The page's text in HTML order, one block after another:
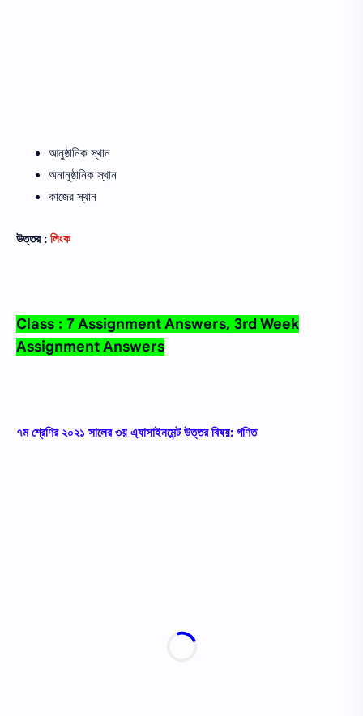
আনুষ্ঠানিক স্থান
অনানুষ্ঠানিক স্থান
কাজের স্থান
উত্তর : লিংক
Class : 7 Assignment Answers, 3rd Week
Assignment Answers
৭ম শ্রেণির ২০২১ সালের ৩য় এ্যাসাইনমেন্ট উত্তর বিষয়: গণিত